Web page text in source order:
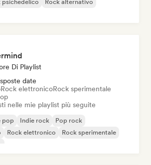
psichedelico
Rock alternativo
Di Playlist
date
Rock elettronicoRock sperimentale
nelle mie playlist più seguite
pop Indie rock
Pop rock
Rock elettronico
Rock sperimentale